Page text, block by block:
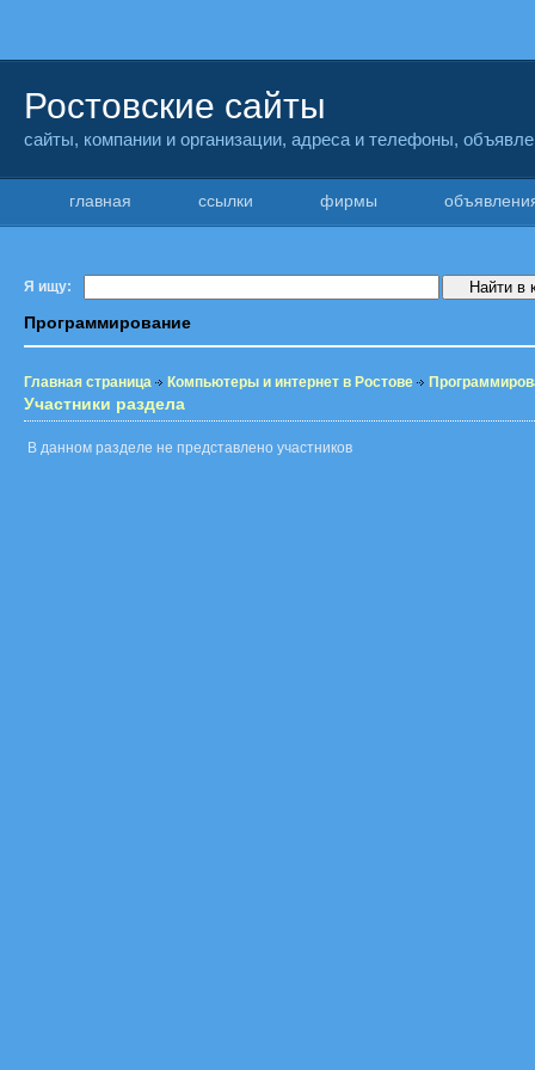
Ростовские сайты
сайты, компании и организации, адреса и телефоны,
главная ссылки фирмы
Я ищу:
Программирование
Главная страница Компьютеры и интернет в Ростове
Участники раздела
В данном разделе не представлено участников